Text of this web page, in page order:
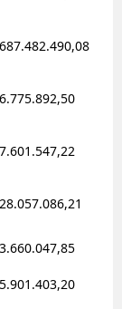
687.482.490,08
6.775.892,50
7.601.547,22
28.057.086,21
3.660.047,85
5.901.403,20